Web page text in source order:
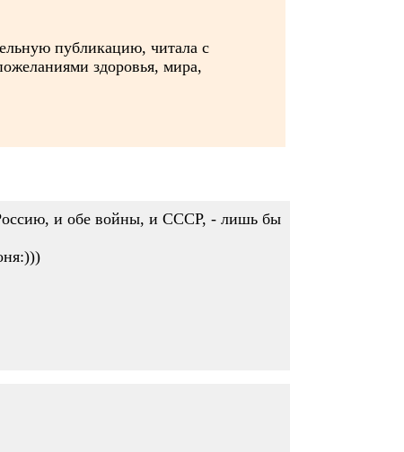
публикацию, читала с
здоровья, мира,
Россию, и обе войны, и СССР, - лишь бы